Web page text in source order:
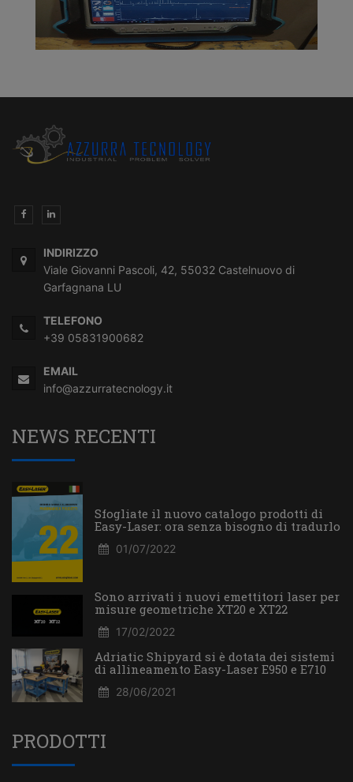
INDIRIZZO
Viale Giovanni Pascoli, 42, 55032 Castelnuovo di
Garfagnana LU
TELEFONO
+39 05831900682
EMAIL
info@azzurratecnology.it
NEWS RECENTI
Sfogliate il nuovo catalogo prodotti di
Easy-Laser: ora senza bisogno di tradurlo
01/07/2022
Sono arrivati i nuovi emettitori laser per
misure geometriche XT20 e XT22
17/02/2022
Adriatic Shipyard si è dotata dei sistemi
di allineamento Easy-Laser E950 e E710
28/06/2021
PRODOTTI